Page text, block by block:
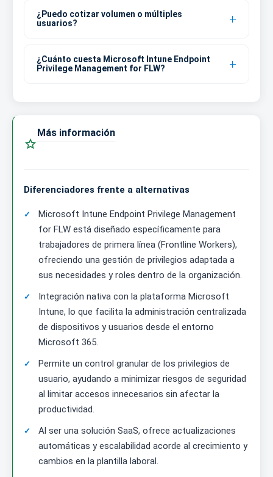
¿Puedo cotizar volumen o múltiples
usuarios?
¿Cuánto cuesta Microsoft Intune Endpoint
Privilege Management for FLW?

Más información
Diferenciadores frente a alternativas
Microsoft Intune Endpoint Privilege Management
for FLW está diseñado específicamente para
trabajadores de primera línea (Frontline Workers),
ofreciendo una gestión de privilegios adaptada a
sus necesidades y roles dentro de la organización.
Integración nativa con la plataforma Microsoft
Intune, lo que facilita la administración centralizada
de dispositivos y usuarios desde el entorno
Microsoft 365.
Permite un control granular de los privilegios de
usuario, ayudando a minimizar riesgos de seguridad
al limitar accesos innecesarios sin afectar la
productividad.
Al ser una solución SaaS, ofrece actualizaciones
automáticas y escalabilidad acorde al crecimiento y
cambios en la plantilla laboral.